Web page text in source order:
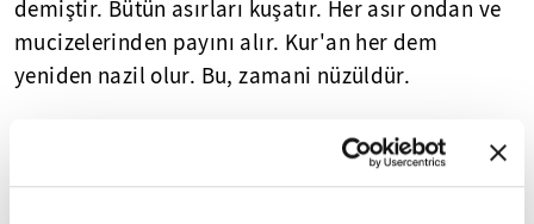
demiştir. Bütün asırları kuşatır. Her asır ondan ve
mucizelerinden payını alır. Kur'an her dem
yeniden nazil olur. Bu, zamani nüzüldür.
Kur'an sadece Yahudilerin sıfatlarını değil aynı
zamanda dal bil işare yöntemiyle geleceklerini de